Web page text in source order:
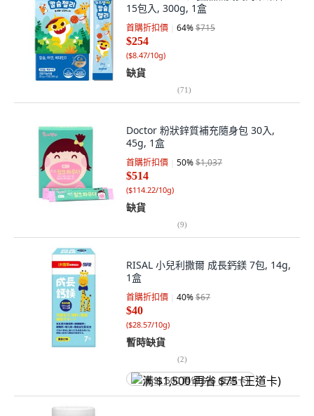
15包入, 300g, 1盒
首購折扣價 64%$715
$254
($8.47/10g)
缺貨
(71)
Doctor 粉狀鋅質補充隨身包 30入,
45g, 1盒
首購折扣價 50%$1,037
$514
($114.22/10g)
缺貨
(9)
RISAL 小兒利撒爾 成長鈣鎂 7包, 14g,
1盒
首購折扣價 40%$67
$40
($28.57/10g)
暫時缺貨
(2)
满 $1,500 再省 $75 (王道卡)